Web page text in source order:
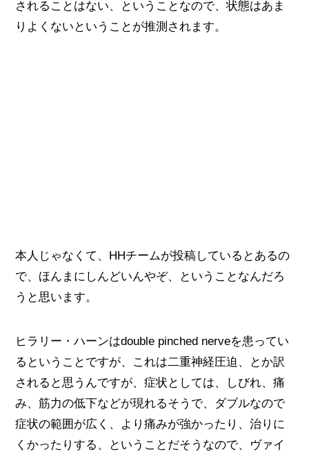
されることはない、ということなので、状態はあま
りよくないということが推測されます。
本人じゃなくて、HHチームが投稿しているとあるの
で、ほんまにしんどいんやぞ、ということなんだろ
うと思います。
ヒラリー・ハーンはdouble pinched nerveを患ってい
るということですが、これは二重神経圧迫、とか訳
されると思うんですが、症状としては、しびれ、痛
み、筋力の低下などが現れるそうで、ダブルなので
症状の範囲が広く、より痛みが強かったり、治りに
くかったりする、ということだそうなので、ヴァイ